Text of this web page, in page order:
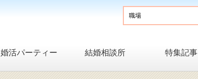
婚活パーティー 結婚相談所 特集記事